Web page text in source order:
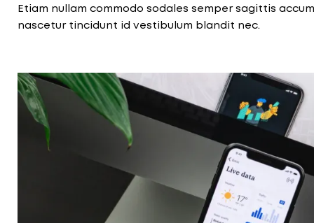
Etiam nullam commodo sodales semper sagittis
nascetur tincidunt id vestibulum blandit nec.